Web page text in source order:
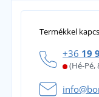
Termékkel
+36 19
(Hé-Pé,